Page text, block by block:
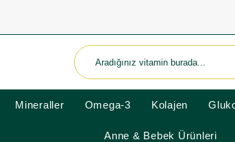
Mineraller Omega-3 Kolajen
Anne & Bebek Ürünleri